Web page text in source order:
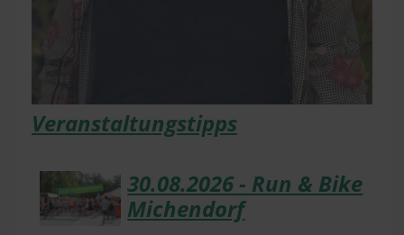
Veranstaltungstipps
30.​08.​2026 - Run & Bike
Michendorf